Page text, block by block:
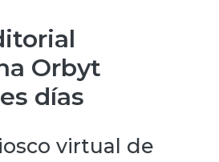
Orbyt
días
virtual de